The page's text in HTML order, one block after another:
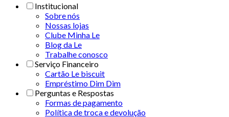
Institucional
Sobre nós
Nossas lojas
Clube Minha Le
Blog da Le
Trabalhe conosco
Serviço Financeiro
Cartão Le biscuit
Empréstimo Dim Dim
Perguntas e Respostas
Formas de pagamento
Política de troca e devolução